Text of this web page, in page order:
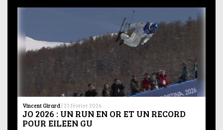
Vincent Girard | 23 février 2026
JO 2026 : UN RUN EN OR ET UN RECORD
POUR EILEEN GU